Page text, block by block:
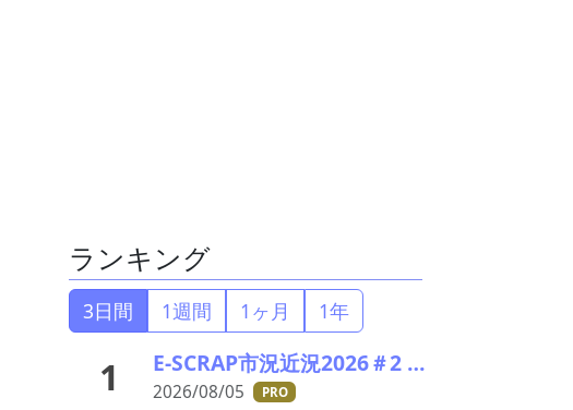
ランキング
3日間 1週間 1ヶ月 1年
1 E-SCRAP市況近況2026＃2 深まりゆくそれぞれの秋景色!?――ＪＸ金属、三菱マテリアルのいま
2026/08/05 PRO